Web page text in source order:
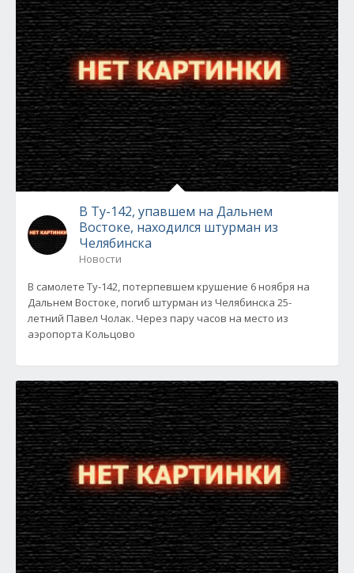
В Ту-142, упавшем на Дальнем
Востоке, находился штурман из
Челябинска
Новости
В самолете Ту-142, потерпевшем крушение 6 ноября на
Дальнем Востоке, погиб штурман из Челябинска 25-
летний Павел Чолак. Через пару часов на место из
аэропорта Кольцово